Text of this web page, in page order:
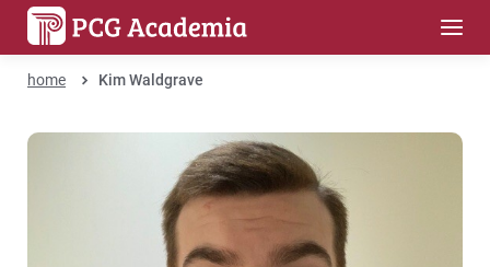
home Kim Waldgrave